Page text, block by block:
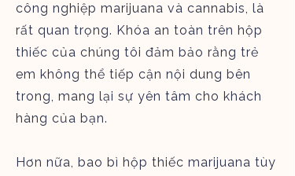
công nghiệp marijuana và cannabis, là
rất quan trọng. Khóa an toàn trên hộp
thiếc của chúng tôi đảm bảo rằng trẻ
em không thể tiếp cận nội dung bên
trong, mang lại sự yên tâm cho khách
hàng của bạn.
Hơn nữa, bao bì hộp thiếc marijuana tùy